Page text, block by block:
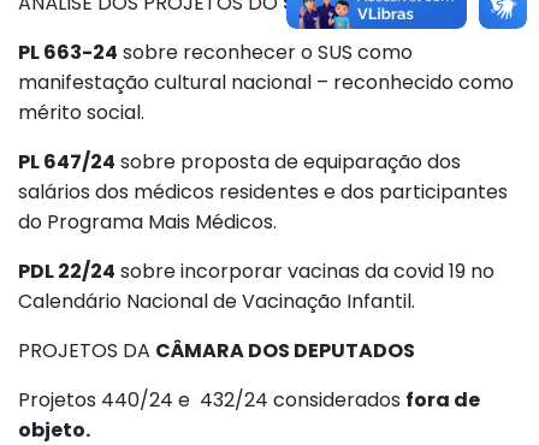
PL 663-24 sobre reconhecer o SUS como
manifestação cultural nacional – reconhecido como
mérito social.
PL 647/24 sobre proposta de equiparação dos
salários dos médicos residentes e dos participantes
do Programa Mais Médicos.
PDL 22/24 sobre incorporar vacinas da covid 19 no
Calendário Nacional de Vacinação Infantil.
PROJETOS DA CÂMARA DOS DEPUTADOS
Projetos 440/24 e 432/24 considerados fora de
objeto.